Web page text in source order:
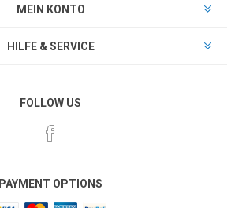
MEIN KONTO
HILFE & SERVICE
FOLLOW US
PAYMENT OPTIONS